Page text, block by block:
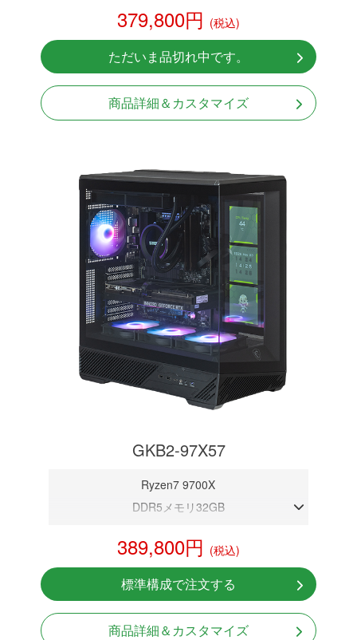
NVMeSSD 1TB
無線LAN Bluetooth対応
Windows11 Home 64bit
379,800円 (税込)
ただいま品切れ中です。
商品詳細＆カスタマイズ
GKB2-97X57
Ryzen7 9700X
DDR5メモリ32GB
NVMeSSD 1TB
無線LAN Bluetooth対応
Windows11 Home 64bit
LCDスクリーン搭載
389,800円 (税込)
標準構成で注文する
商品詳細＆カスタマイズ